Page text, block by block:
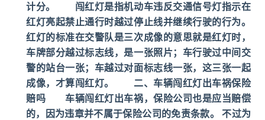
计分。 闯红灯是指机动车违反交通信号灯指示在
红灯亮起禁止通行时越过停止线并继续行驶的行为。
红灯的标准在交警队是三次成像的意思就是红灯时，
车牌部分越过标志线，是一张照片；车行驶过中间交
警的站台一张；车越过对面标志线一张，这三张一起
成像，才算闯红灯。 二、车辆闯红灯出车祸保险
赔吗 车辆闯红灯出车祸，保险公司也是应当赔偿
的，因为违章并不属于保险公司的免责条款。 不过为